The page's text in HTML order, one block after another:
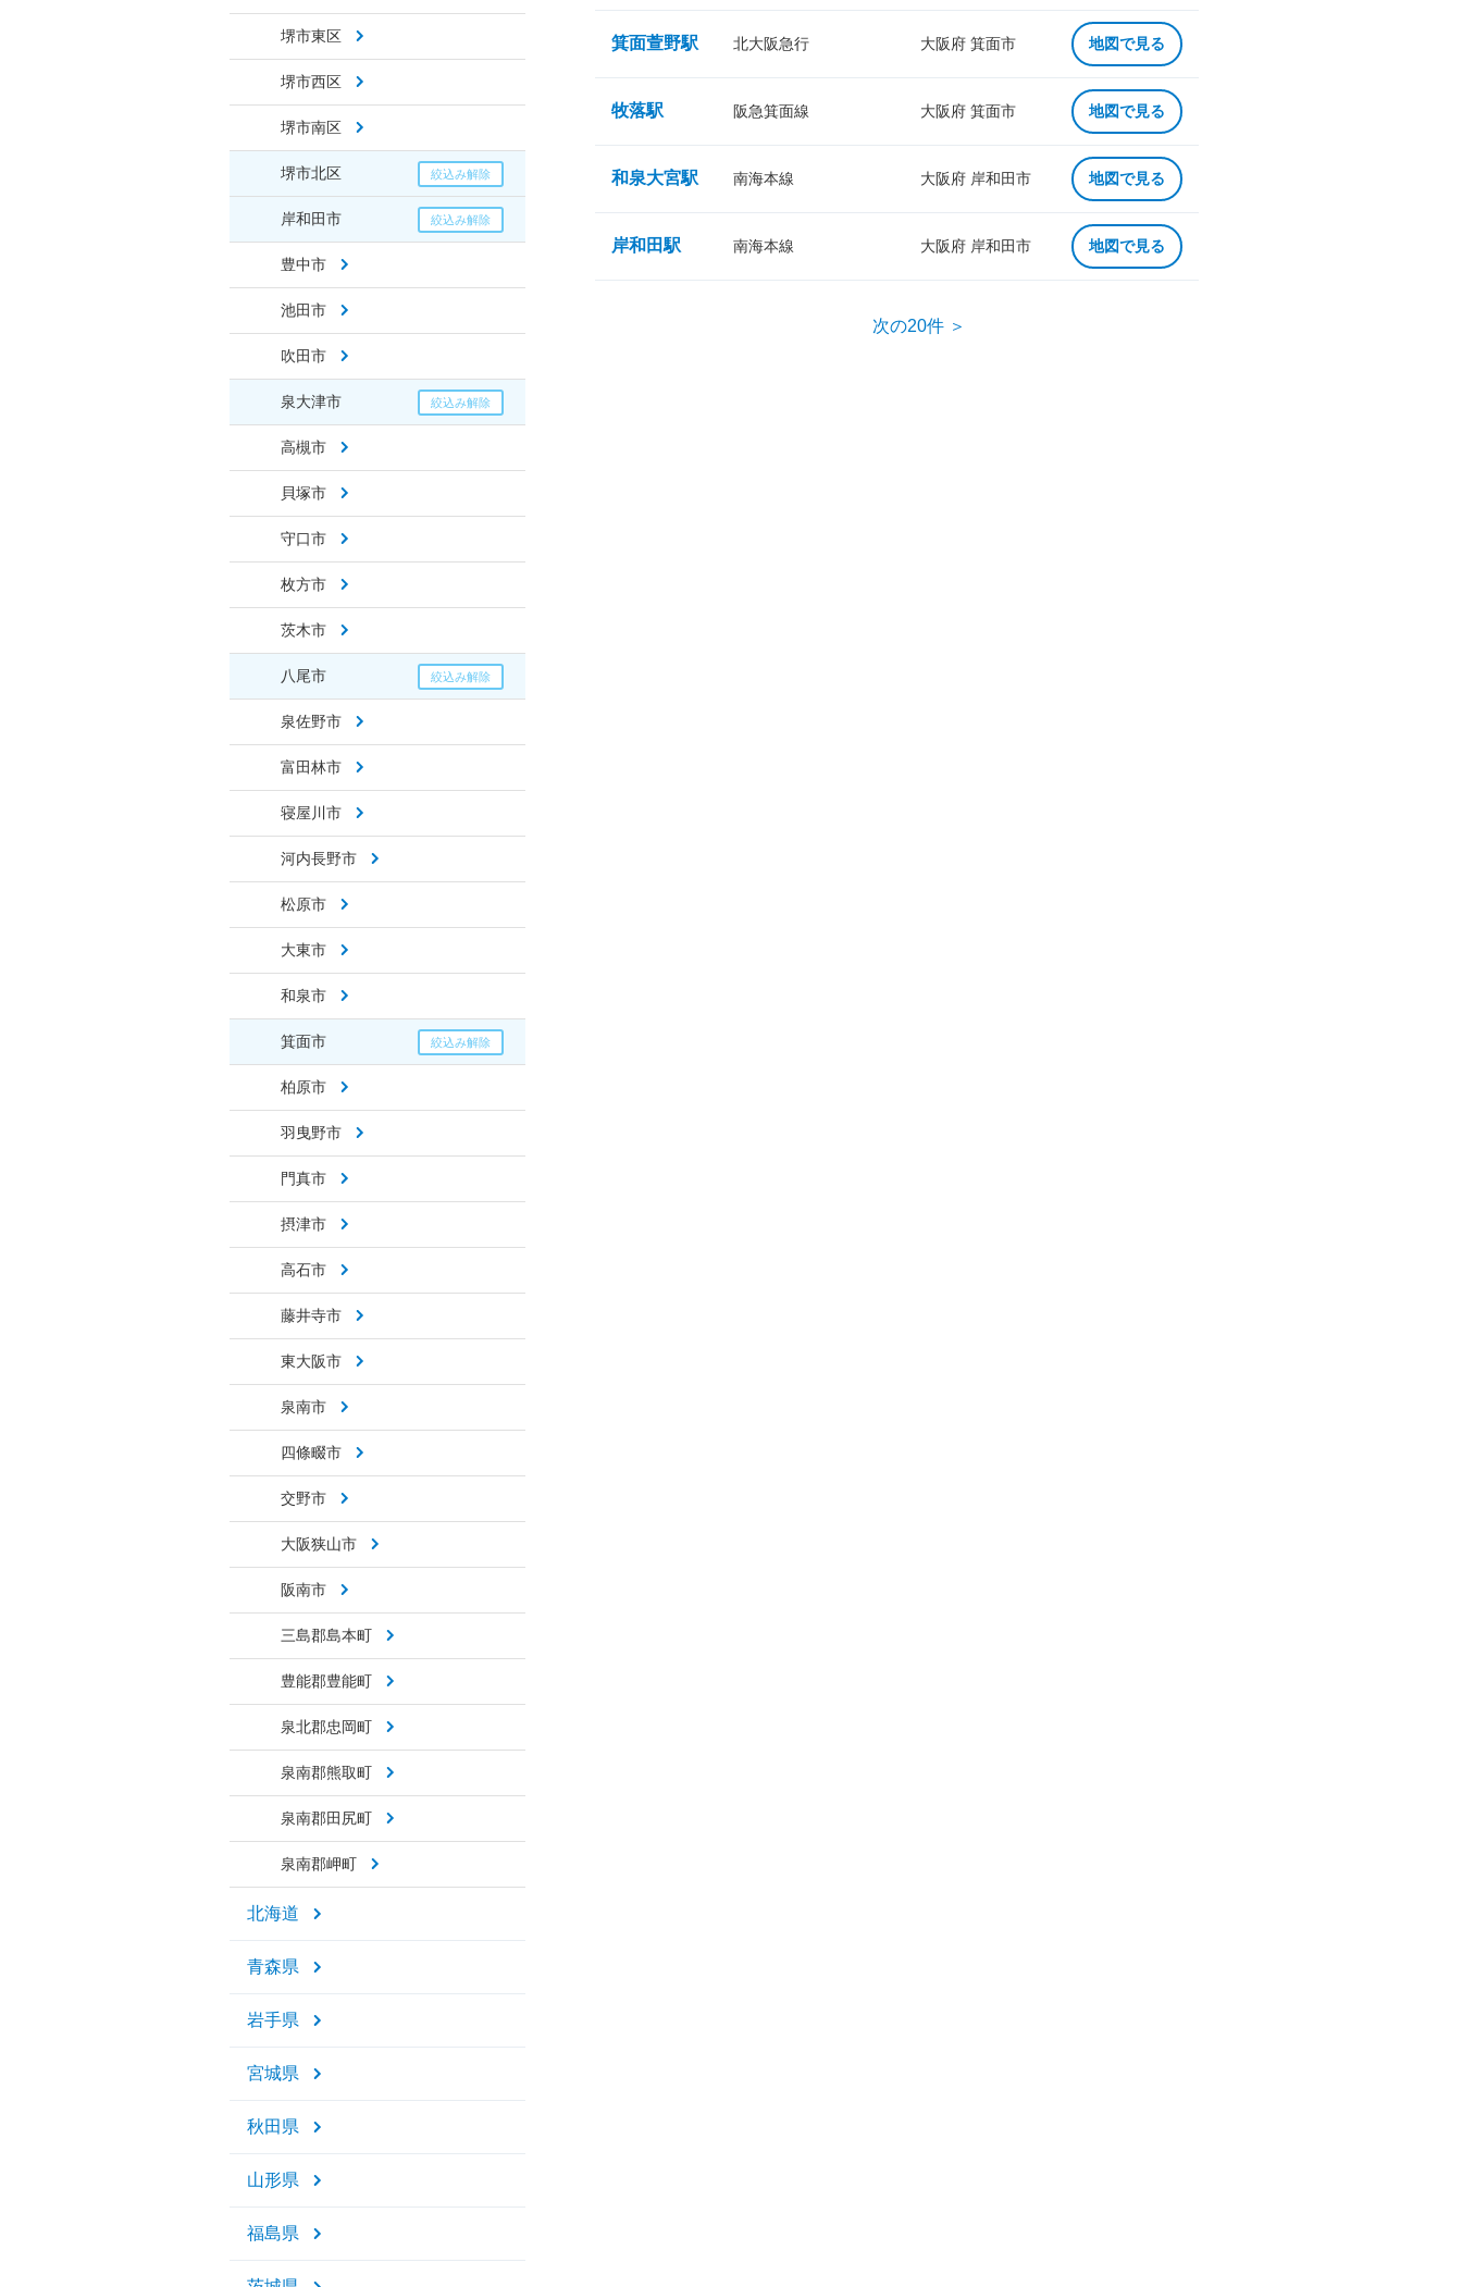
堺市東区
堺市西区
堺市南区
堺市北区
岸和田市
豊中市
池田市
吹田市
泉大津市
高槻市
貝塚市
守口市
枚方市
茨木市
八尾市
泉佐野市
富田林市
寝屋川市
河内長野市
松原市
大東市
和泉市
箕面市
柏原市
羽曳野市
門真市
摂津市
高石市
藤井寺市
東大阪市
泉南市
四條畷市
交野市
大阪狭山市
阪南市
三島郡島本町
豊能郡豊能町
泉北郡忠岡町
泉南郡熊取町
泉南郡田尻町
泉南郡岬町
北海道
青森県
岩手県
宮城県
秋田県
山形県
福島県
箕面萱野駅 北大阪急行 大阪府 箕面市 地図で見る
牧落駅 阪急箕面線 大阪府 箕面市 地図で見る
和泉大宮駅 南海本線 大阪府 岸和田市 地図で見る
岸和田駅 南海本線 大阪府 岸和田市 地図で見る
次の20件 ＞